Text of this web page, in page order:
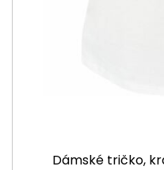
Dámské tričko,